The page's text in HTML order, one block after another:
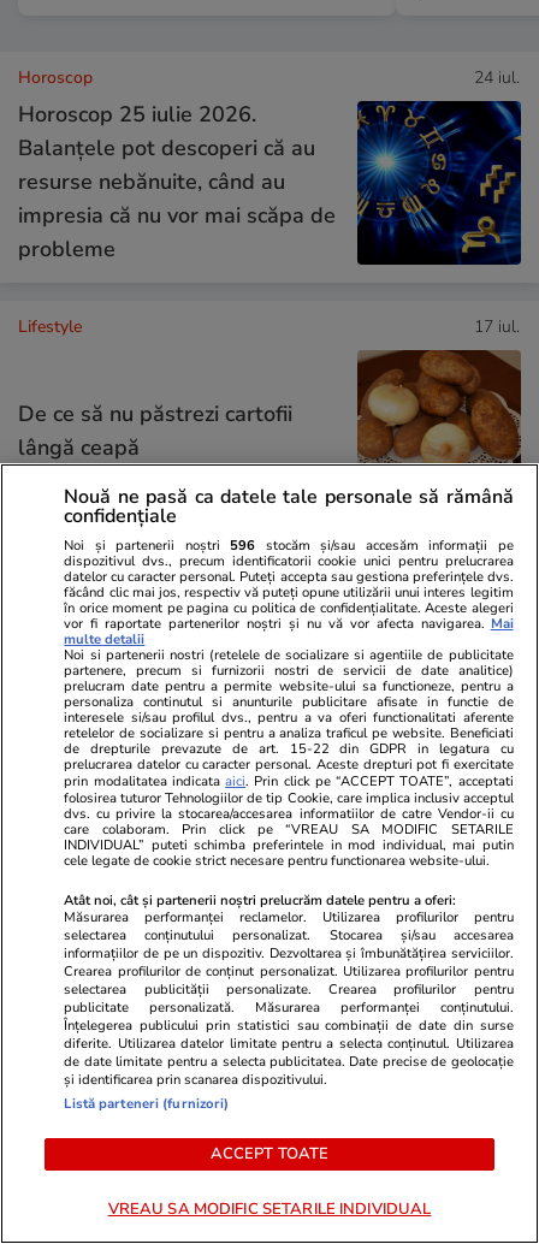
Horoscop 24 iul.
Horoscop 25 iulie 2026.
Balanțele pot descoperi că au
resurse nebănuite, când au
impresia că nu vor mai scăpa de
probleme
Lifestyle 17 iul.
De ce să nu păstrezi cartofii
lângă ceapă
Lifestyle 20 iul.
Ce este batch cooking și cum îți
poate simplifica mesele
săptămânale
Lifestyle 20 iul.
Ce este agar-agar și cum se
utilizează
Știri România 24 iul.
Prima dronă doborâtă în spațiul
aerian românesc de un pilot
român de F-16. Resturile
rachetei de interceptare și ale
Nouă ne pasă ca datele tale personale să rămână
confidențiale
Noi și partenerii noștri 596 stocăm și/sau accesăm informații pe
dispozitivul dvs., precum identificatorii cookie unici pentru prelucrarea
datelor cu caracter personal. Puteți accepta sau gestiona preferințele dvs.
făcând clic mai jos, respectiv vă puteți opune utilizării unui interes legitim
în orice moment pe pagina cu politica de confidențialitate. Aceste alegeri
vor fi raportate partenerilor noștri și nu vă vor afecta navigarea. Mai
multe detalii
Noi si partenerii nostri (retelele de socializare si agentiile de publicitate
partenere, precum si furnizorii nostri de servicii de date analitice)
prelucram date pentru a permite website-ului sa functioneze, pentru a
personaliza continutul si anunturile publicitare afisate in functie de
interesele si/sau profilul dvs., pentru a va oferi functionalitati aferente
retelelor de socializare si pentru a analiza traficul pe website. Beneficiati
de drepturile prevazute de art. 15-22 din GDPR in legatura cu
prelucrarea datelor cu caracter personal. Aceste drepturi pot fi exercitate
prin modalitatea indicataaici. Prin click pe “ACCEPT TOATE”, acceptati
folosirea tuturor Tehnologiilor de tip Cookie, care implica inclusiv acceptul
dvs. cu privire la stocarea/accesarea informatiilor de catre Vendor-ii cu
care colaboram. Prin click pe “VREAU SA MODIFIC SETARILE
INDIVIDUAL” puteti schimba preferintele in mod individual, mai putin
cele legate de cookie strict necesare pentru functionarea website-ului.
Atât noi, cât și partenerii noștri prelucrăm datele pentru a oferi:
Măsurarea performanței reclamelor. Utilizarea profilurilor pentru
selectarea conținutului personalizat. Stocarea și/sau accesarea
informațiilor de pe un dispozitiv. Dezvoltarea și îmbunătățirea serviciilor.
Crearea profilurilor de conținut personalizat. Utilizarea profilurilor pentru
selectarea publicității personalizate. Crearea profilurilor pentru
publicitate personalizată. Măsurarea performanței conținutului.
Înțelegerea publicului prin statistici sau combinații de date din surse
diferite. Utilizarea datelor limitate pentru a selecta conținutul. Utilizarea
de date limitate pentru a selecta publicitatea. Date precise de geolocație
și identificarea prin scanarea dispozitivului.
Listă parteneri (furnizori)
ACCEPT TOATE
VREAU SA MODIFIC SETARILE INDIVIDUAL